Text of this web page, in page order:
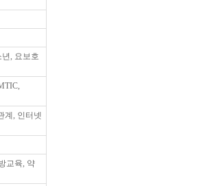
, 요보호
계, 인터넷
교육, 약